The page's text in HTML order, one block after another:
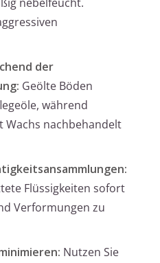
der
Geölte Böden
während
Wachs nachbehandelt
Flüssigkeiten sofort
Verformungen zu
Nutzen Sie